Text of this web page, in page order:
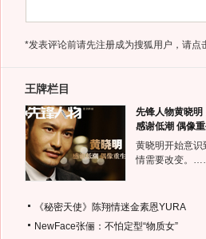
*发表评论前请先注册成为搜狐用户，请点
王牌栏目
先锋人物黄晓明
感谢低潮 偶像
黄晓明开始意识
情需要改变。
《秘密天使》陈翔情迷金素恩YURA
NewFace张俪：不怕定型“物质女”